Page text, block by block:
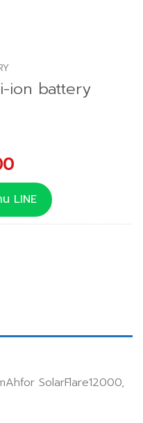
ion battery
Current
price
is:
฿7,200.00.
LINE
SolarFlare12000,